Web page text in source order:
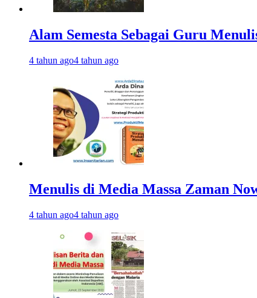
Alam Semesta Sebagai Guru
4 tahun ago4 tahun ago
Menulis di Media Massa Zaman
4 tahun ago4 tahun ago